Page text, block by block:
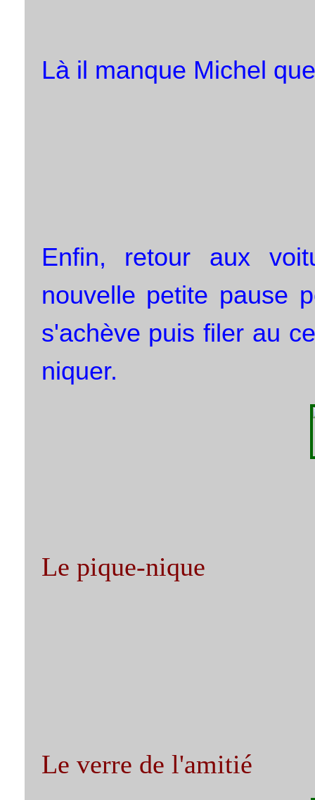
Là il manque Michel
Enfin, retour aux
nouvelle petite pause
s'achève puis filer au
niquer.
Le pique-nique
Le verre de l'amitié